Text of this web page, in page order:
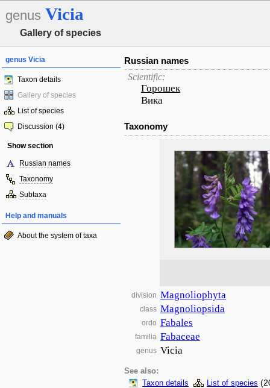
genus Vicia
Gallery of species
genus Vicia
Taxon details
Gallery of species
List of species
Discussion (4)
Show section
Russian names
Taxonomy
Subtaxa
Help and manuals
About the system of taxa
Russian names
Scientific:
Горошек
Вика
Taxonomy
division Magnoliophyta
class Magnoliopsida
ordo Fabales
familia Fabaceae
genus Vicia
See also:
Taxon details
List of species